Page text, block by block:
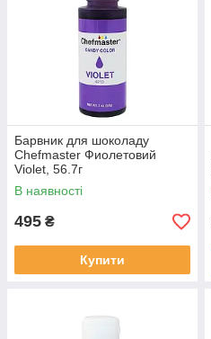
Барвник для шоколаду
Chefmaster Фиолетовий
Violet, 56.7г
В наявності
495 ₴
Купити